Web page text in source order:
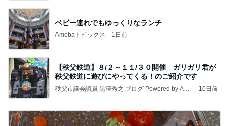
ベビー連れでもゆっくりなランチ
Amebaトピックス 1日前
【秩父鉄道】８/２～１１/３０開催 ガリガリ君が
秩父鉄道に遊びにやってくる！のご紹介です
秩父市議会議員 黒澤秀之 ブログ Powered by Ame
10日前